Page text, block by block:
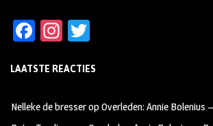
Fa
b
oo
k
In
ag
m
tt
LAATSTE REACTIES
Nelleke de bresseropOverleden: Annie Bolenius